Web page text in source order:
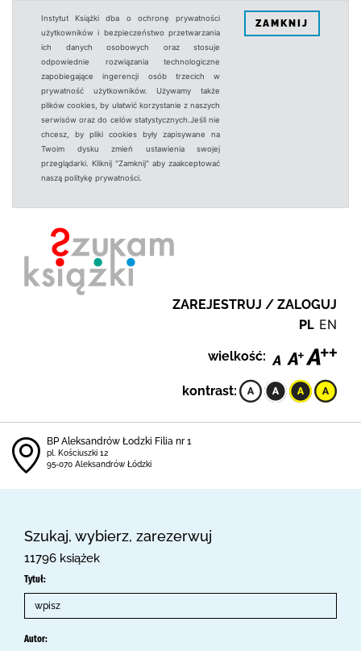
Instytut Książki dba o ochronę prywatności
użytkowników i bezpieczeństwo przetwarzania
ich danych osobowych oraz stosuje
odpowiednie rozwiązania technologiczne
zapobiegające ingerencji osób trzecich w
prywatność użytkowników. Używamy także
plików cookies, by ułatwić korzystanie z naszych
serwisów oraz do celów statystycznych.Jeśli nie
chcesz, by pliki cookies były zapisywane na
Twoim dysku zmień ustawienia swojej
przeglądarki. Kliknij "Zamknij" aby zaakceptować
naszą politykę prywatności.
ZAMKNIJ
ZAREJESTRUJ / ZALOGUJ
PL EN
wielkość:
kontrast:
BP Aleksandrów Łodzki Filia nr 1
pl. Kościuszki 12
95-070 Aleksandrów Łódzki
Szukaj, wybierz, zarezerwuj
11796 książek
Tytuł:
Autor: